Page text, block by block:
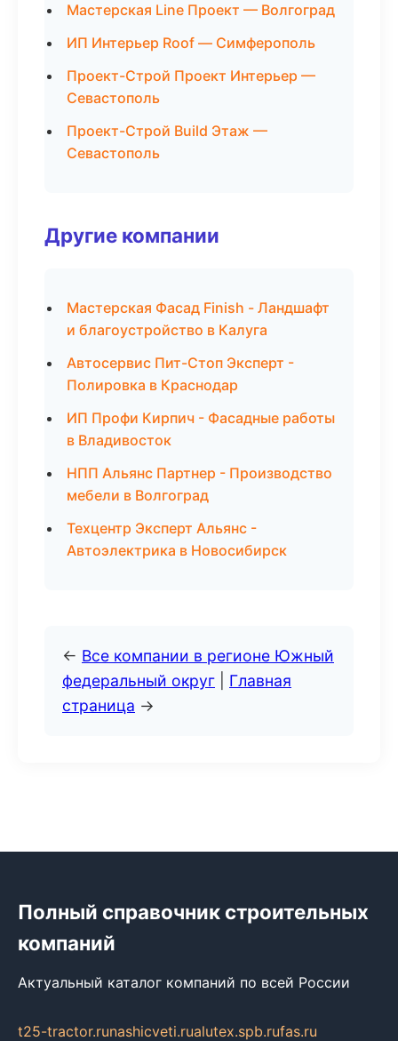
Мастерская Line Проект — Волгоград
ИП Интерьер Roof — Симферополь
Проект-Строй Проект Интерьер —
Севастополь
Проект-Строй Build Этаж —
Севастополь
Другие компании
Мастерская Фасад Finish - Ландшафт
и благоустройство в Калуга
Автосервис Пит-Стоп Эксперт -
Полировка в Краснодар
ИП Профи Кирпич - Фасадные работы
в Владивосток
НПП Альянс Партнер - Производство
мебели в Волгоград
Техцентр Эксперт Альянс -
Автоэлектрика в Новосибирск
← Все компании в регионе Южный
федеральный округ
Главная
страница →
Полный справочник строительных
компаний
Актуальный каталог компаний по всей России
t25-tractor.runashicveti.rualutex.spb.rufas.ru